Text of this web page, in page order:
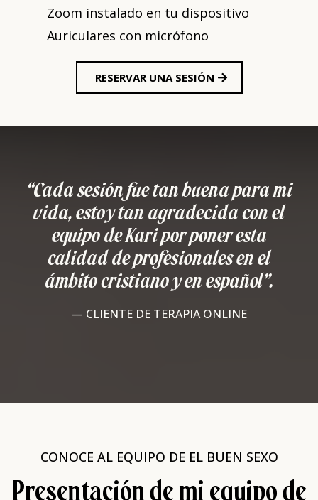
Zoom instalado en tu dispositivo
Auriculares con micrófono
RESERVAR UNA SESIÓN
“Cada sesión fue tan buena para mi
vida, estoy tan agradecida con el
equipo de Kari por poner esta
calidad de profesionales en el
ámbito cristiano y en español”.
— CLIENTE DE TERAPIA ONLINE
CONOCE AL EQUIPO DE EL BUEN SEXO
Presentación de mi equipo de